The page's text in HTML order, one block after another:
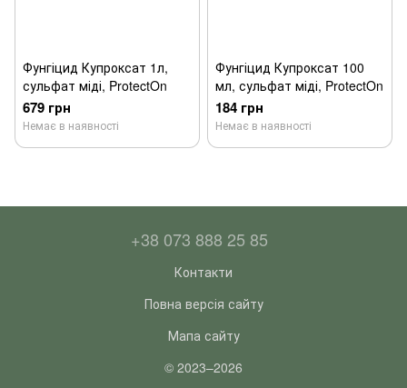
Фунгіцид Купроксат 1л,
сульфат міді, ProtectOn
679 грн
Немає в наявності
Фунгіцид Купроксат 100
мл, сульфат міді, ProtectOn
184 грн
Немає в наявності
+38 073 888 25 85
Контакти
Повна версія сайту
Мапа сайту
© 2023–2026